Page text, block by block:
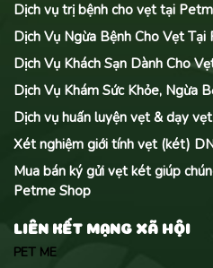
Dịch vụ trị bệnh cho vẹt tại
Dịch Vụ Ngừa Bệnh Cho Vẹt Tại
Dịch Vụ Khách Sạn Dành Cho
Dịch Vụ Khám Sức Khỏe, Ngừa
Dịch vụ huấn luyện vẹt & dạy
Xét nghiệm giới tính vẹt (két)
Mua bán ký gửi vẹt két giúp
Petme Shop
LIÊN KẾT MẠNG XÃ HỘI
PET ME